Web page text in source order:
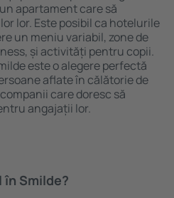
apartament care să
lor. Este posibil ca hotelurile
un meniu variabil, zone de
și activități pentru copii.
este o alegere perfectă
aflate în călătorie de
care doresc să
angajații lor.
Smilde?